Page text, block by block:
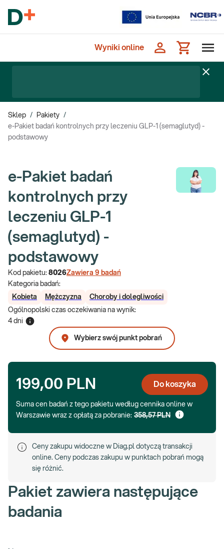
Wyniki online
Sklep / Pakiety /
e-Pakiet badań kontrolnych przy leczeniu GLP-1 (semaglutyd) -
podstawowy
e-Pakiet badań
kontrolnych przy
leczeniu GLP-1
(semaglutyd) -
podstawowy
Kod pakietu: 8026Zawiera 9 badań
Kategoria badań:
Kobieta
Mężczyzna
Choroby i dolegliwości
Ogólnopolski czas oczekiwania na wynik:
4 dni
Wybierz swój punkt pobrań
199,00 PLN Do koszyka
Suma cen badań z tego pakietu według cennika online w
Warszawie wraz z opłatą za pobranie: 358,57 PLN
Ceny zakupu widoczne w Diag.pl dotyczą transakcji
online. Ceny podczas zakupu w punktach pobrań mogą
się różnić.
Pakiet zawiera następujące
badania